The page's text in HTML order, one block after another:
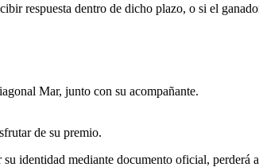
respuesta dentro de dicho plazo, o si el
Mar, junto con su acompañante.
de su premio.
identidad mediante documento oficial, perderá